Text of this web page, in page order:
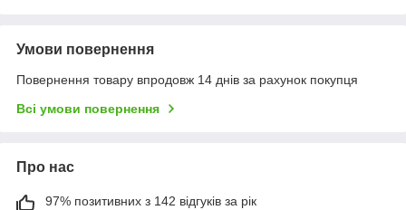
Умови повернення
Повернення товару впродовж 14 днів за рахунок покупця
Всі умови повернення
Про нас
97% позитивних з 142 відгуків за рік